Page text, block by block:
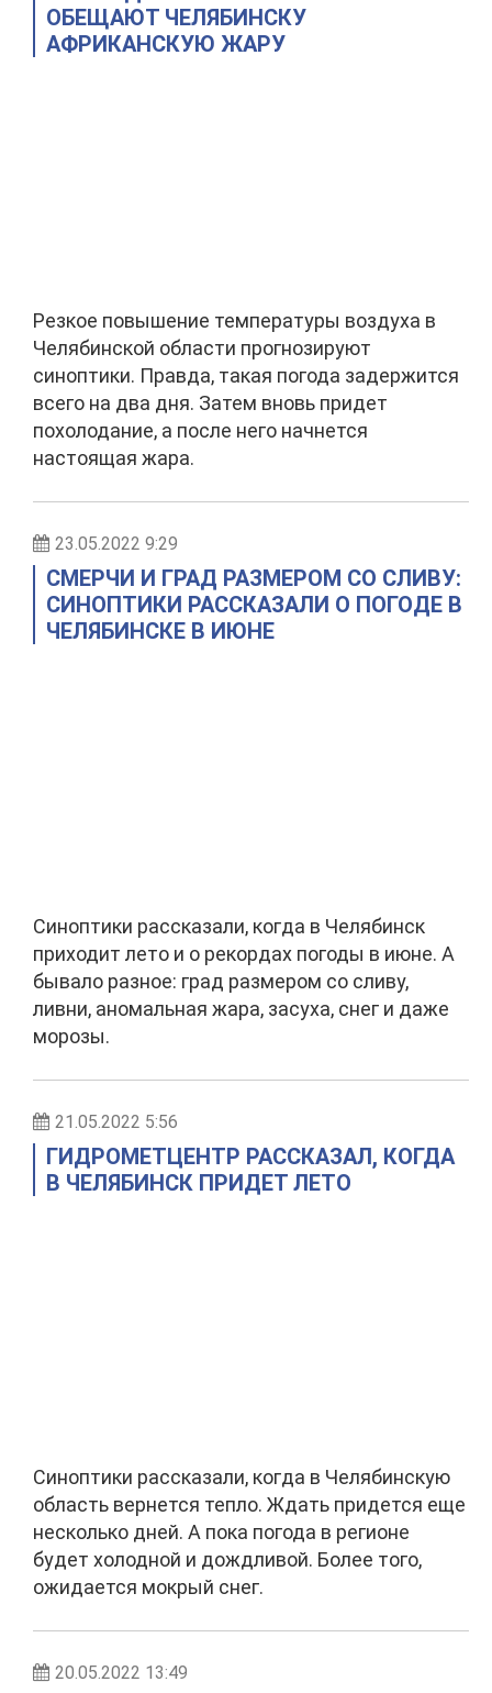
ОБЕЩАЮТ ЧЕЛЯБИНСКУ
АФРИКАНСКУЮ ЖАРУ
Резкое повышение температуры воздуха в
Челябинской области прогнозируют
синоптики. Правда, такая погода задержится
всего на два дня. Затем вновь придет
похолодание, а после него начнется
настоящая жара.
23.05.2022 9:29
СМЕРЧИ И ГРАД РАЗМЕРОМ СО СЛИВУ:
СИНОПТИКИ РАССКАЗАЛИ О ПОГОДЕ В
ЧЕЛЯБИНСКЕ В ИЮНЕ
Синоптики рассказали, когда в Челябинск
приходит лето и о рекордах погоды в июне. А
бывало разное: град размером со сливу,
ливни, аномальная жара, засуха, снег и даже
морозы.
21.05.2022 5:56
ГИДРОМЕТЦЕНТР РАССКАЗАЛ, КОГДА
В ЧЕЛЯБИНСК ПРИДЕТ ЛЕТО
Синоптики рассказали, когда в Челябинскую
область вернется тепло. Ждать придется еще
несколько дней. А пока погода в регионе
будет холодной и дождливой. Более того,
ожидается мокрый снег.
20.05.2022 13:49